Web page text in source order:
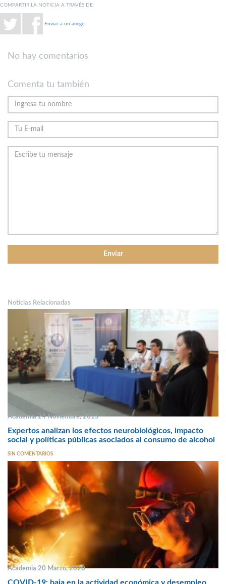
COMPARTIR LA NOTICIA A TRAVÉS DE:
Enviar a un amigo
No hay comentarios
Comenta tu también
Noticias Relacionadas
Academia 24 Noviembre, 2015
Expertos analizan los efectos neurobiológicos, impacto
social y políticas públicas asociados al consumo de alcohol
SIN COMENTARIOS
Academia 20 Marzo, 2020